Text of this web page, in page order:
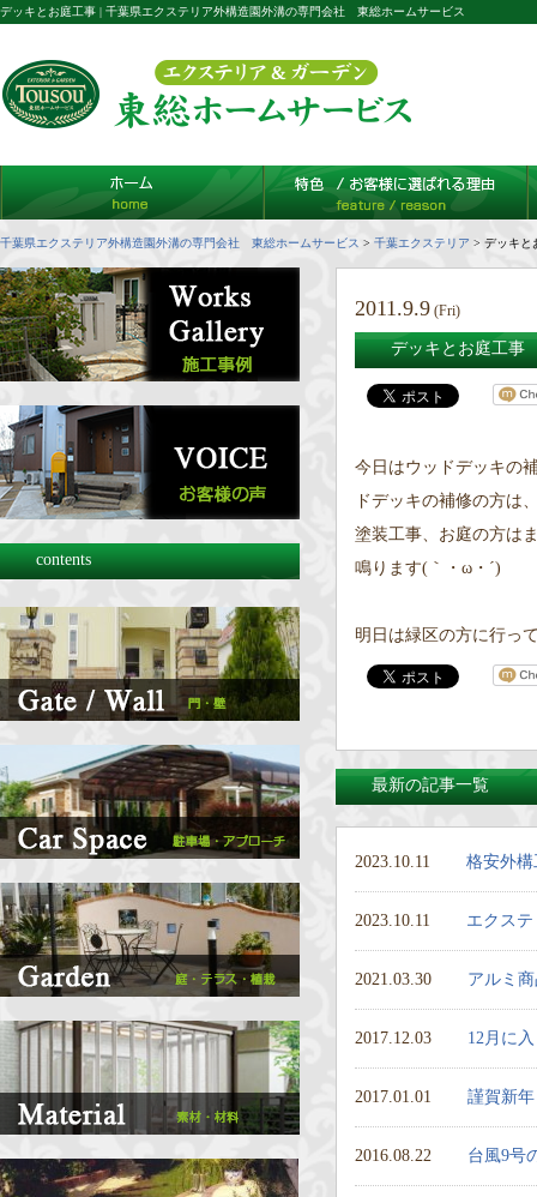
デッキとお庭工事 | 千葉県エクステリア外構造園外溝の専門会社 東総ホームサービス
千葉県エクステリア外構造園外溝の専門会社 東総ホームサービス > 千葉エクステリア > デッキと
2011.9.9 (Fri)
デッキとお庭工事
今日はウッドデッキの
ドデッキの補修の方は
塗装工事、お庭の方は
鳴ります(｀・ω・´)
明日は緑区の方に行っ
最新の記事一覧
2023.10.11 格安外
2023.10.11 エクス
2021.03.30 アルミ
2017.12.03 12月に
2017.01.01 謹賀新年
2016.08.22 台風9号
contents